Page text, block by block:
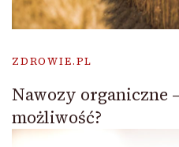
ZDROWIE.PL
Nawozy organiczne
możliwość?